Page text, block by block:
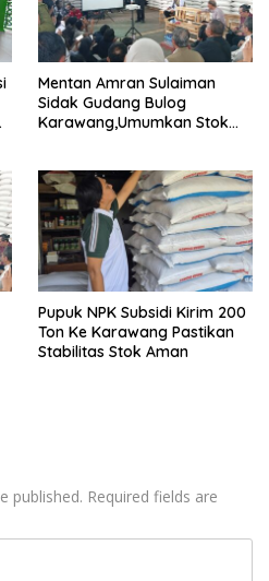
Mentan Amran Sulaiman
Sidak Gudang Bulog
Karawang,Umumkan Stok
Pupuk NPK Subsidi Kirim 200
Ton Ke Karawang Pastikan
Stabilitas Stok Aman
published. Required fields are